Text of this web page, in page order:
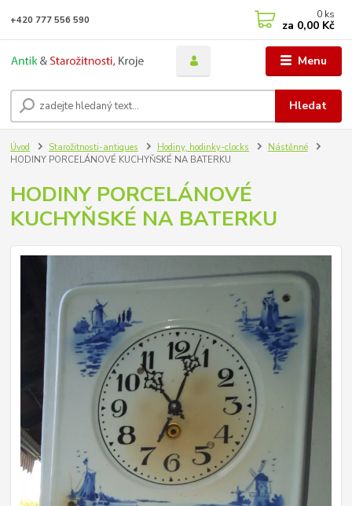
Menu
Hledat
+420 777 556 590 0 ks
za 0,00 Kč
Úvod Starožitnosti-antiques Hodiny, hodinky-clocks
Nástěnné
HODINY PORCELÁNOVÉ KUCHYŇSKÉ NA BATERKU
HODINY PORCELÁNOVÉ
KUCHYŇSKÉ NA BATERKU